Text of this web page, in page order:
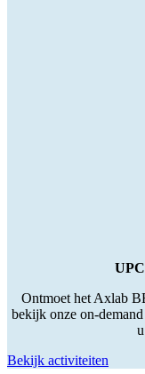
Ontmoet het Axlab
bekijk onze on-
Bekijk activiteiten